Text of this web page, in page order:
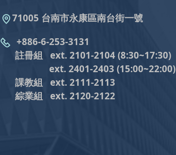
71005 台南市永康區南台街一號
+886-6-253-3131
註冊組 ext. 2101-2104 (8:30~17:30)
ext. 2401-2403 (15:00~22:00)
課教組 ext. 2111-2113
綜業組
ext. 2120-2122